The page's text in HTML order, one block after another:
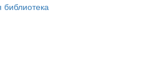
библиотека